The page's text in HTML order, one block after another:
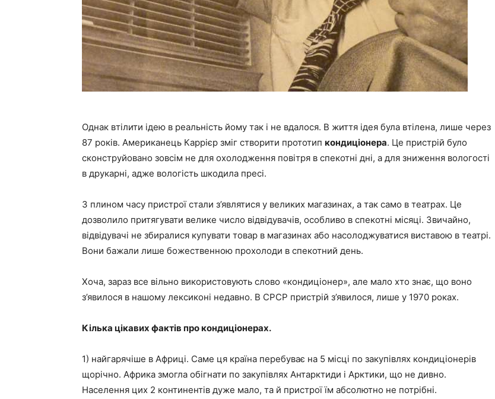
Однак втілити ідею в реальність йому так і не вдалося. В життя ідея була втілена, лише через
87 років. Американець Каррієр зміг створити прототип кондиціонера. Це пристрій було
сконструйовано зовсім не для охолодження повітря в спекотні дні, а для зниження вологості
в друкарні, адже вологість шкодила пресі.
З плином часу пристрої стали з’являтися у великих магазинах, а так само в театрах. Це
дозволило притягувати велике число відвідувачів, особливо в спекотні місяці. Звичайно,
відвідувачі не збиралися купувати товар в магазинах або насолоджуватися виставою в театрі.
Вони бажали лише божественною прохолоди в спекотний день.
Хоча, зараз все вільно використовують слово «кондиціонер», але мало хто знає, що воно
з’явилося в нашому лексиконі недавно. В СРСР пристрій з’явилося, лише у 1970 роках.
Кілька цікавих фактів про кондиціонерах.
1) найгарячіше в Африці. Саме ця країна перебуває на 5 місці по закупівлях кондиціонерів
щорічно. Африка змогла обігнати по закупівлях Антарктиди і Арктики, що не дивно.
Населення цих 2 континентів дуже мало, та й пристрої їм абсолютно не потрібні.